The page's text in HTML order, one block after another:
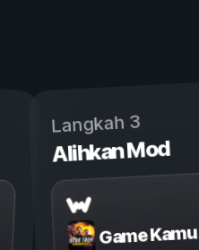
Langkah 3
Alihkan Mod
Game Kamu